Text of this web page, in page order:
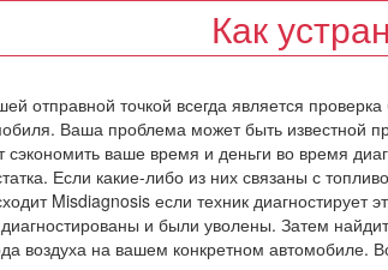
Как
отправной точкой всегда является
Ваша проблема может быть известной
сэкономить ваше время и деньги во время
Если какие-либо из них связаны с
Misdiagnosis если техник
и были уволены. Затем
воздуха на вашем конкретном автомобиле.